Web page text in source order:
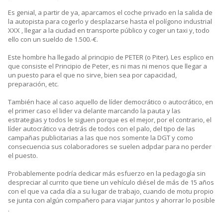
Es genial, a partir de ya, aparcamos el coche privado en la salida de
la autopista para cogerlo y desplazarse hasta el polígono industrial
XXX , llegar a la ciudad en transporte público y coger un taxi y, todo
ello con un sueldo de 1.500.-€.
Este hombre ha llegado al principio de PETER (o Piter). Les esplico en
que consiste el Principio de Peter, es ni mas ni menos que llegar a
un puesto para el que no sirve, bien sea por capacidad,
preparación, etc.
También hace al caso aquello de líder democrático o autocrático, en
el primer caso el lider va delante marcando la pauta y las
estrategias y todos le siguen porque es el mejor, por el contrario, el
líder autocrático va detrás de todos con el palo, del tipo de las
campañas publicitarias a las que nos somente la DGT y como
consecuencia sus colaboradores se suelen adpdar para no perder
el puesto.
Probablemente podría dedicar más esfuerzo en la pedagogía sin
despreciar al currito que tiene un vehículo diésel de más de 15 años
con el que va cada día a su lugar de trabajo, cuando de motu propio
se junta con algún compañero para viajar juntos y ahorrar lo posible
.